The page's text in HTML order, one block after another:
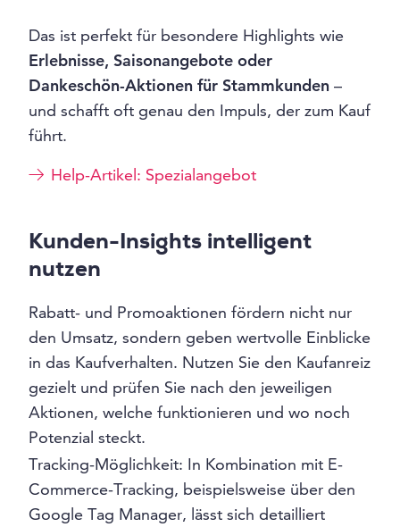
Das ist perfekt für besondere Highlights wie
Erlebnisse, Saisonangebote oder
Dankeschön-Aktionen für Stammkunden –
und schafft oft genau den Impuls, der zum Kauf
führt.
Help-Artikel: Spezialangebot
Kunden-Insights intelligent
nutzen
Rabatt- und Promoaktionen fördern nicht nur
den Umsatz, sondern geben wertvolle Einblicke
in das Kaufverhalten. Nutzen Sie den Kaufanreiz
gezielt und prüfen Sie nach den jeweiligen
Aktionen, welche funktionieren und wo noch
Potenzial steckt.
Tracking-Möglichkeit: In Kombination mit E-
Commerce-Tracking, beispielsweise über den
Google Tag Manager, lässt sich detailliert